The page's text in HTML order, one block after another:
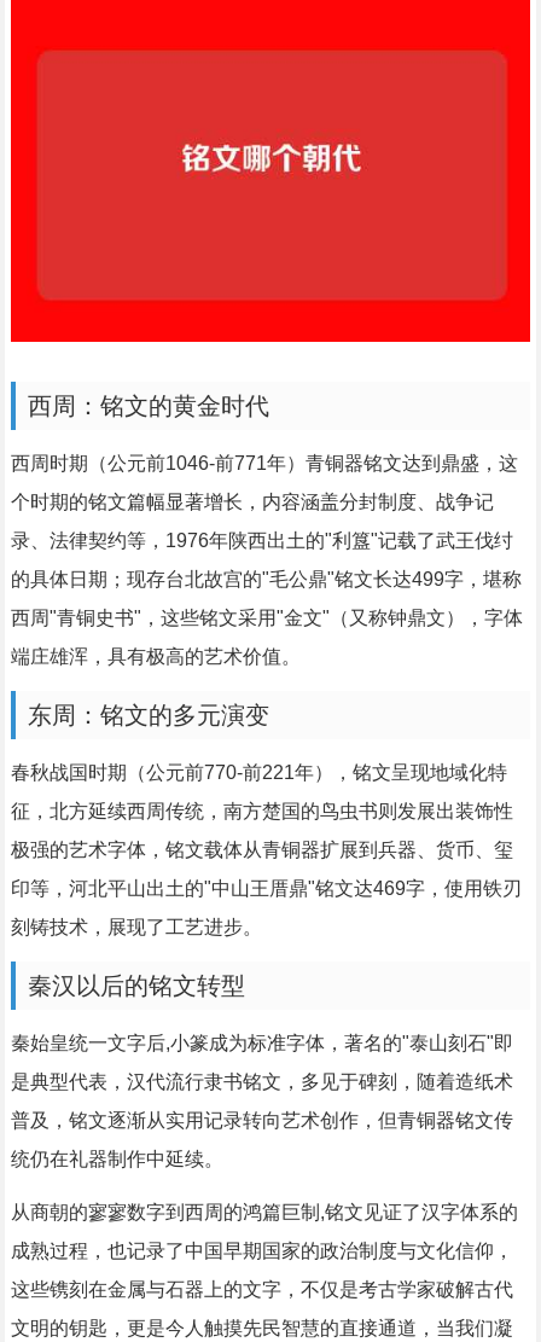
西周：铭文的黄金时代
西周时期（公元前1046-前771年）青铜器铭文达到鼎盛，这
个时期的铭文篇幅显著增长，内容涵盖分封制度、战争记
录、法律契约等，1976年陕西出土的"利簋"记载了武王伐纣
的具体日期；现存台北故宫的"毛公鼎"铭文长达499字，堪称
西周"青铜史书"，这些铭文采用"金文"（又称钟鼎文），字体
端庄雄浑，具有极高的艺术价值。
东周：铭文的多元演变
春秋战国时期（公元前770-前221年），铭文呈现地域化特
征，北方延续西周传统，南方楚国的鸟虫书则发展出装饰性
极强的艺术字体，铭文载体从青铜器扩展到兵器、货币、玺
印等，河北平山出土的"中山王厝鼎"铭文达469字，使用铁刃
刻铸技术，展现了工艺进步。
秦汉以后的铭文转型
秦始皇统一文字后,小篆成为标准字体，著名的"泰山刻石"即
是典型代表，汉代流行隶书铭文，多见于碑刻，随着造纸术
普及，铭文逐渐从实用记录转向艺术创作，但青铜器铭文传
统仍在礼器制作中延续。
从商朝的寥寥数字到西周的鸿篇巨制,铭文见证了汉字体系的
成熟过程，也记录了中国早期国家的政治制度与文化信仰，
这些镌刻在金属与石器上的文字，不仅是考古学家破解古代
文明的钥匙，更是今人触摸先民智慧的直接通道，当我们凝